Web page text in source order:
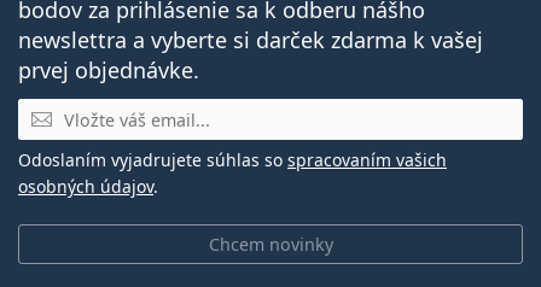
bodov za prihlásenie sa k odberu nášho
newslettra a vyberte si darček zdarma k vašej
prvej objednávke.
E-mail
Chcem novinky
Odoslaním vyjadrujete súhlas so spracovaním vašich
osobných údajov.